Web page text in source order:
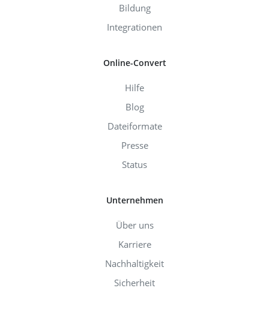
Bildung
Integrationen
Online-Convert
Hilfe
Blog
Dateiformate
Presse
Status
Unternehmen
Über uns
Karriere
Nachhaltigkeit
Sicherheit